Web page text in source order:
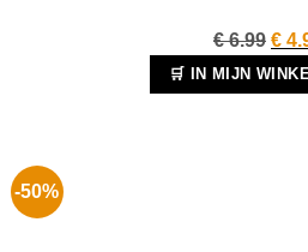
€6.99
prijs
was:
€
🛒 IN MIJN
-50%